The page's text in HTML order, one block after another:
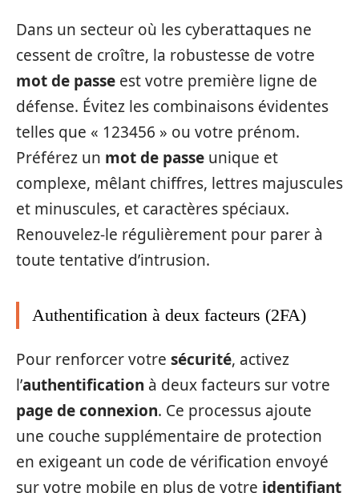
Dans un secteur où les cyberattaques ne
cessent de croître, la robustesse de votre
mot de passe est votre première ligne de
défense. Évitez les combinaisons évidentes
telles que « 123456 » ou votre prénom.
Préférez un mot de passe unique et
complexe, mêlant chiffres, lettres majuscules
et minuscules, et caractères spéciaux.
Renouvelez-le régulièrement pour parer à
toute tentative d’intrusion.
Authentification à deux facteurs (2FA)
Pour renforcer votre sécurité, activez
l’authentification à deux facteurs sur votre
page de connexion. Ce processus ajoute
une couche supplémentaire de protection
en exigeant un code de vérification envoyé
sur votre mobile en plus de votre identifiant